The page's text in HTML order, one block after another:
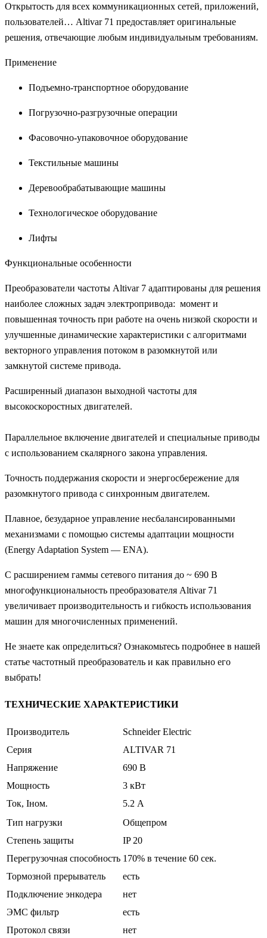
Открытость для всех коммуникационных сетей, приложений,
пользователей… Altivar 71 предоставляет оригинальные
решения, отвечающие любым индивидуальным требованиям.
Применение
Подъемно-транспортное оборудование
Погрузочно-разгрузочные операции
Фасовочно-упаковочное оборудование
Текстильные машины
Деревообрабатывающие машины
Технологическое оборудование
Лифты
Функциональные особенности
Преобразователи частоты Altivar 7 адаптированы для решения
наиболее сложных задач электропривода: момент и
повышенная точность при работе на очень низкой скорости и
улучшенные динамические характеристики с алгоритмами
векторного управления потоком в разомкнутой или
замкнутой системе привода.
Расширенный диапазон выходной частоты для
высокоскоростных двигателей.
Параллельное включение двигателей и специальные приводы
с использованием скалярного закона управления.
Точность поддержания скорости и энергосбережение для
разомкнутого привода с синхронным двигателем.
Плавное, безударное управление несбалансированными
механизмами с помощью системы адаптации мощности
(Energy Adaptation System — ENA).
С расширением гаммы сетевого питания до ~ 690 В
многофункциональность преобразователя Altivar 71
увеличивает производительность и гибкость использования
машин для многочисленных применений.
Не знаете как определиться? Ознакомьтесь подробнее в нашей
статье частотный преобразователь и как правильно его
выбрать!
ТЕХНИЧЕСКИЕ ХАРАКТЕРИСТИКИ
Производитель
Schneider Electric
Серия
ALTIVAR 71
Напряжение
690 В
Мощность
3 кВт
Ток, Iном.
5.2 А
Тип нагрузки
Общепром
Степень защиты
IP 20
Перегрузочная способность 170% в течение 60 сек.
Тормозной прерыватель
есть
Подключение энкодера
нет
ЭМС фильтр
есть
Протокол связи
нет